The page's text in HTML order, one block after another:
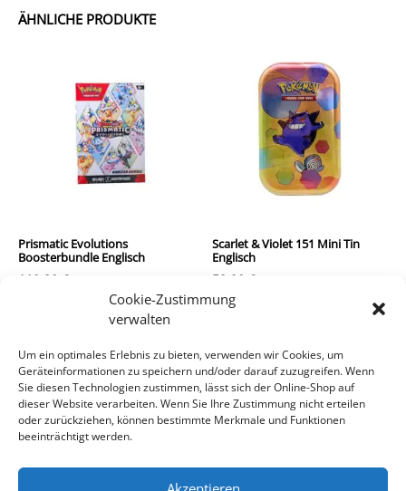
Cookie-Zustimmung
verwalten
Um ein optimales Erlebnis zu bieten, verwenden wir Cookies, um
Geräteinformationen zu speichern und/oder darauf zuzugreifen. Wenn
Sie diesen Technologien zustimmen, lässt sich der Online-Shop auf
dieser Website verarbeiten. Wenn Sie Ihre Zustimmung nicht erteilen
oder zurückziehen, können bestimmte Merkmale und Funktionen
beeinträchtigt werden.
ÄHNLICHE PRODUKTE
Prismatic Evolutions
Boosterbundle Englisch
110,90 €
In den Warenkorb
Scarlet & Violet 151 Mini Tin
Englisch
59,90 €
inkl. MwSt.
In den Warenkorb